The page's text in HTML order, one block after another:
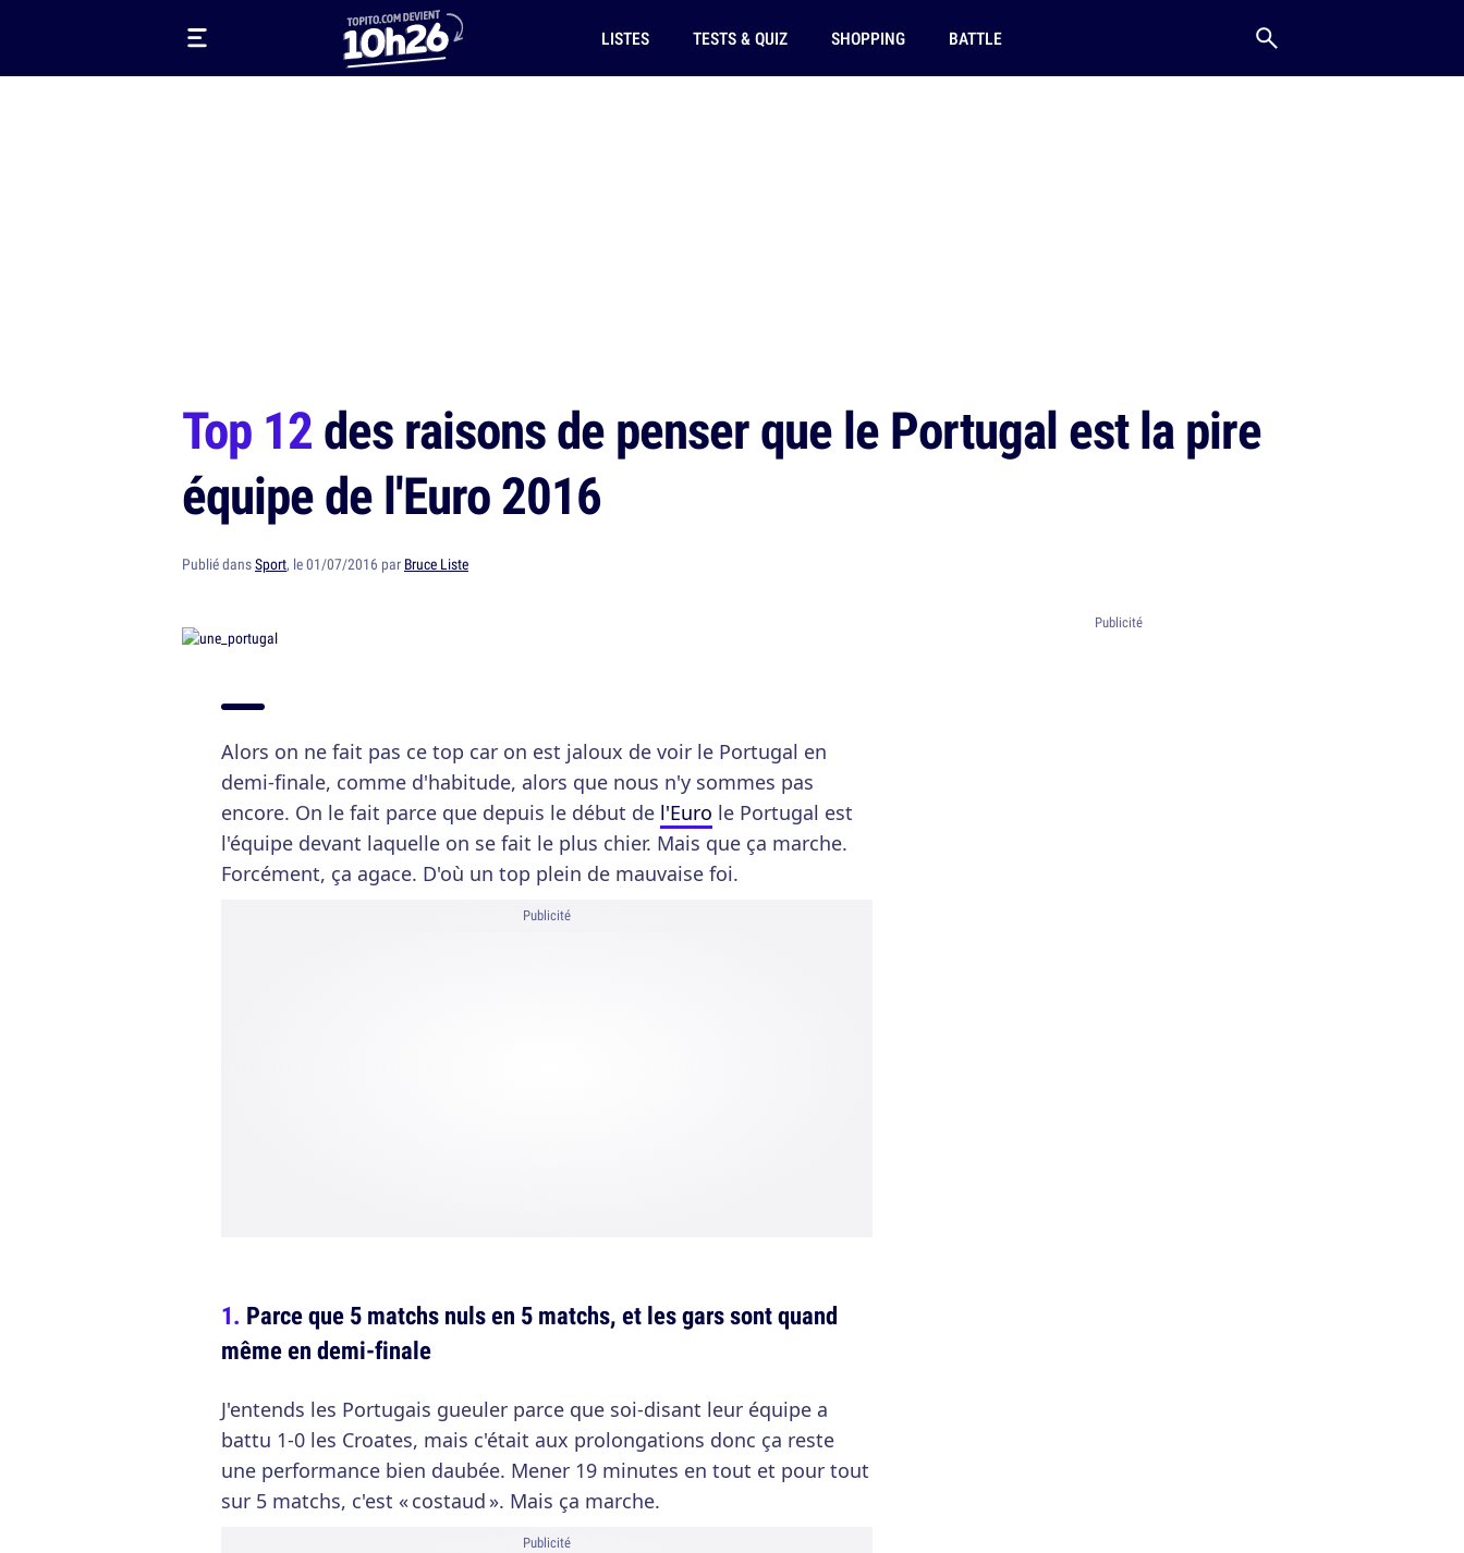
LISTES TESTS & QUIZ SHOPPING BATTLE
Top 12des raisons de penser que le Portugal est la pire
équipe de l'Euro 2016
Publié dansSport, le 01/07/2016 par Bruce Liste
Alors on ne fait pas ce top car on est jaloux de voir le Portugal en
demi-finale, comme d'habitude, alors que nous n'y sommes pas
encore. On le fait parce que depuis le début de l'Euro le Portugal est
l'équipe devant laquelle on se fait le plus chier. Mais que ça marche.
Forcément, ça agace. D'où un top plein de mauvaise foi.
Publicité
Parce que 5 matchs nuls en 5 matchs, et les gars sont quand
même en demi-finale
J'entends les Portugais gueuler parce que soi-disant leur équipe a
battu 1-0 les Croates, mais c'était aux prolongations donc ça reste
une performance bien daubée. Mener 19 minutes en tout et pour tout
sur 5 matchs, c'est « costaud ». Mais ça marche.
Publicité